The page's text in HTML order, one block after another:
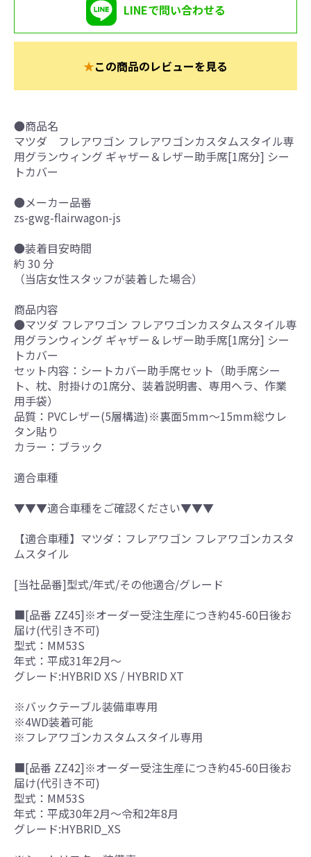
LINEで問い合わせる
★この商品のレビューを見る
●商品名
マツダ フレアワゴン フレアワゴンカスタムスタイル専
用グランウィング ギャザー＆レザー助手席[1席分] シー
トカバー
●メーカー品番
zs-gwg-flairwagon-js
●装着目安時間
約 30 分
（当店女性スタッフが装着した場合）
商品内容
●マツダ フレアワゴン フレアワゴンカスタムスタイル専
用グランウィング ギャザー＆レザー助手席[1席分] シー
トカバー
セット内容：シートカバー助手席セット（助手席シー
ト、枕、肘掛けの1席分、装着説明書、専用ヘラ、作業
用手袋）
品質：PVCレザー(5層構造)※裏面5mm～15mm総ウレ
タン貼り
カラー：ブラック
適合車種
▼▼▼適合車種をご確認ください▼▼▼
【適合車種】マツダ：フレアワゴン フレアワゴンカスタ
ムスタイル
[当社品番]型式/年式/その他適合/グレード
■[品番 ZZ45]※オーダー受注生産につき約45-60日後お
届け(代引き不可)
型式：MM53S
年式：平成31年2月～
グレード:HYBRID XS / HYBRID XT
※バックテーブル装備車専用
※4WD装着可能
※フレアワゴンカスタムスタイル専用
■[品番 ZZ42]※オーダー受注生産につき約45-60日後お
届け(代引き不可)
型式：MM53S
年式：平成30年2月～令和2年8月
グレード:HYBRID_XS